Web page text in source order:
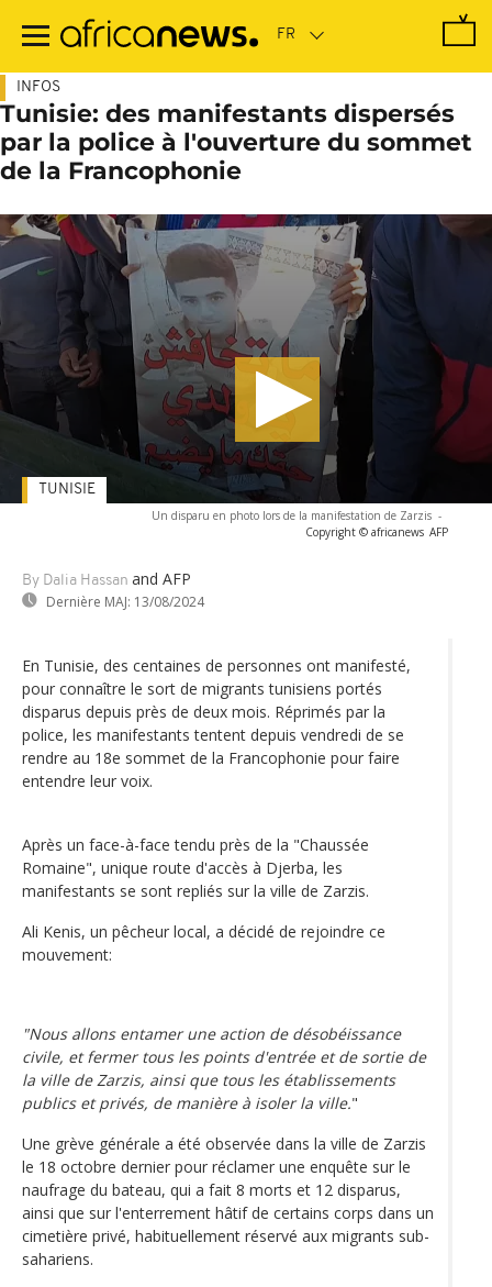
contenu
INFOS
Tunisie: des manifestants dispersés
par la police à l'ouverture du sommet
de la Francophonie
Un disparu en photo lors de la manifestation de Zarzis -
Copyright © africanews AFP
By Dalia Hassan and AFP
Dernière MAJ: 13/08/2024
TUNISIE
En Tunisie, des centaines de personnes ont manifesté,
pour connaître le sort de migrants tunisiens portés
disparus depuis près de deux mois. Réprimés par la
police, les manifestants tentent depuis vendredi de se
rendre au 18e sommet de la Francophonie pour faire
entendre leur voix.
Après un face-à-face tendu près de la "Chaussée
Romaine", unique route d'accès à Djerba, les
manifestants se sont repliés sur la ville de Zarzis.
Ali Kenis, un pêcheur local, a décidé de rejoindre ce
mouvement:
"Nous allons entamer une action de désobéissance
civile, et fermer tous les points d'entrée et de sortie de
la ville de Zarzis, ainsi que tous les établissements
publics et privés, de manière à isoler la ville."
Une grève générale a été observée dans la ville de Zarzis
le 18 octobre dernier pour réclamer une enquête sur le
naufrage du bateau, qui a fait 8 morts et 12 disparus,
ainsi que sur l'enterrement hâtif de certains corps dans un
cimetière privé, habituellement réservé aux migrants sub-
sahariens.